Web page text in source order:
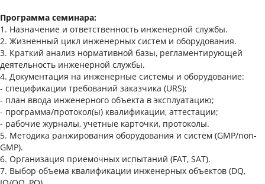
Программа семинара:
1. Назначение и ответственность инженерной службы.
2. Жизненный цикл инженерных систем и оборудования.
3. Краткий анализ нормативной базы, регламентирующей
деятельность инженерной службы.
4. Документация на инженерные системы и оборудование:
- спецификации требований заказчика (URS);
- план ввода инженерного объекта в эксплуатацию;
- программа/протокол(ы) квалификации, аттестации;
- рабочие журналы, учетные карточки, протоколы.
5. Методика ранжирования оборудования и систем (GMP/non-
GMP).
6. Организация приемочных испытаний (FAT, SAT).
7. Выбор объема квалификации инженерных объектов (DQ,